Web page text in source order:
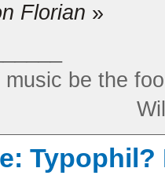
Florian »
music be the